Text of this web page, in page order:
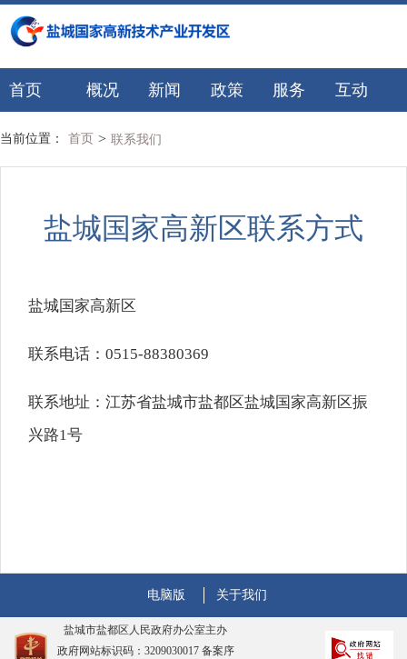
首页 概况 新闻 政策 服务 互动
当前位置： 首页 > 联系我们
盐城国家高新区联系方式
盐城国家高新区
联系电话：0515-88380369
联系地址：江苏省盐城市盐都区盐城国家高新区振
兴路1号
电脑版 关于我们
盐城市盐都区人民政府办公室主办
政府网站标识码：3209030017 备案序